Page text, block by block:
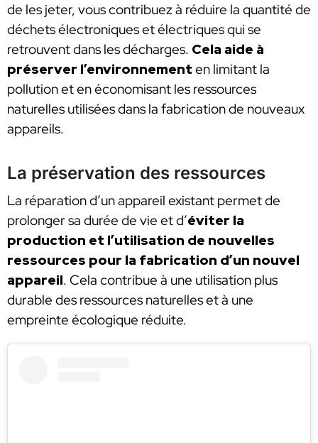
de les jeter, vous contribuez à réduire la quantité de
déchets électroniques et électriques qui se
retrouvent dans les décharges. Cela aide à
préserver l’environnement en limitant la
pollution et en économisant les ressources
naturelles utilisées dans la fabrication de nouveaux
appareils.
La préservation des ressources
La réparation d’un appareil existant permet de
prolonger sa durée de vie et d’éviter la
production et l’utilisation de nouvelles
ressources pour la fabrication d’un nouvel
appareil. Cela contribue à une utilisation plus
durable des ressources naturelles et à une
empreinte écologique réduite.